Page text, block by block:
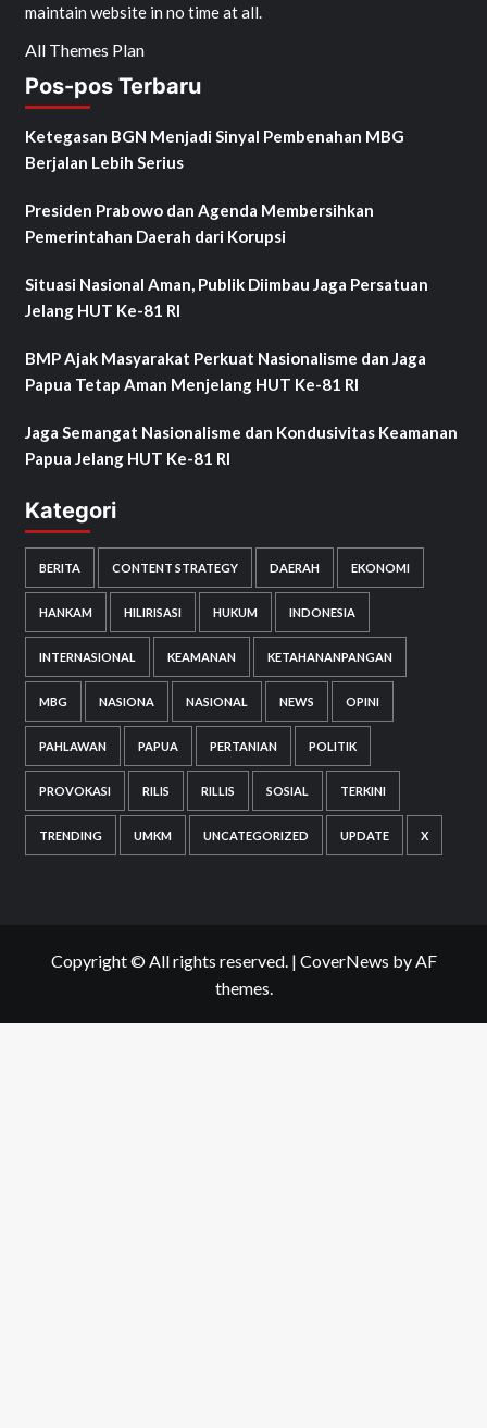
maintain website in no time at all.
All Themes Plan
Pos-pos Terbaru
Ketegasan BGN Menjadi Sinyal Pembenahan MBG
Berjalan Lebih Serius
Presiden Prabowo dan Agenda Membersihkan
Pemerintahan Daerah dari Korupsi
Situasi Nasional Aman, Publik Diimbau Jaga Persatuan
Jelang HUT Ke-81 RI
BMP Ajak Masyarakat Perkuat Nasionalisme dan Jaga
Papua Tetap Aman Menjelang HUT Ke-81 RI
Jaga Semangat Nasionalisme dan Kondusivitas Keamanan
Papua Jelang HUT Ke-81 RI
Kategori
BERITA CONTENT STRATEGY DAERAH EKONOMI
HANKAM HILIRISASI HUKUM INDONESIA
INTERNASIONAL KEAMANAN KETAHANANPANGAN
MBG NASIONA NASIONAL NEWS OPINI
PAHLAWAN PAPUA PERTANIAN POLITIK
PROVOKASI RILIS RILLIS SOSIAL TERKINI
TRENDING UMKM UNCATEGORIZED UPDATE X
Copyright © All rights reserved. | CoverNews by AF
themes.